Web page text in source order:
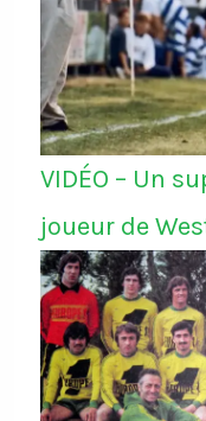
VIDÉO – Un
joueur de